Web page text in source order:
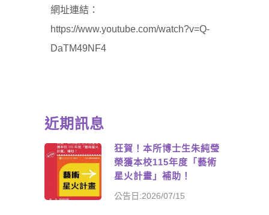
網址連結：
https://www.youtube.com/watch?v=Q-
DaTM49NF4
近期訊息
狂賀！本所博士生朱純瑩
榮獲本校115年度「藝術
星火計畫」補助！
公告日:2026/07/15